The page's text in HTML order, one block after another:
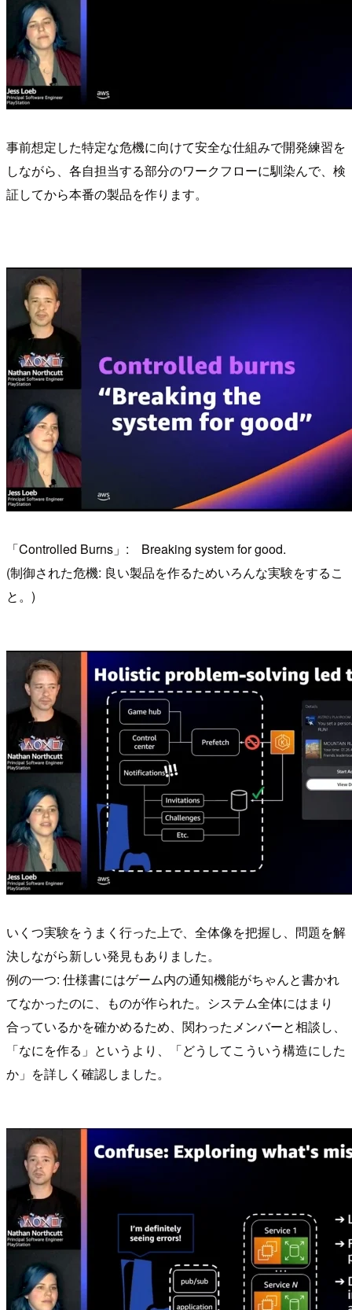
事前想定した特定な危機に向けて安全な仕組みで開発練習を
しながら、各自担当する部分のワークフローに馴染んで、検
証してから本番の製品を作ります。
「Controlled Burns」: Breaking system for good.
(制御された危機: 良い製品を作るためいろんな実験をするこ
と。)
いくつ実験をうまく行った上で、全体像を把握し、問題を解
決しながら新しい発見もありました。
例の一つ: 仕様書にはゲーム内の通知機能がちゃんと書かれ
てなかったのに、ものが作られた。システム全体にはまり
合っているかを確かめるため、関わったメンバーと相談し、
「なにを作る」というより、「どうしてこういう構造にした
か」を詳しく確認しました。